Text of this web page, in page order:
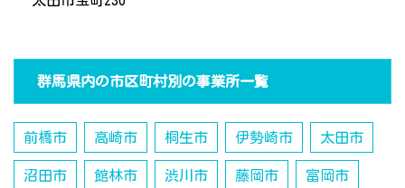
群馬県内の市区町村別の事業所一覧
前橋市 高崎市 桐生市 伊勢崎市 太田市
沼田市 館林市 渋川市 藤岡市 富岡市